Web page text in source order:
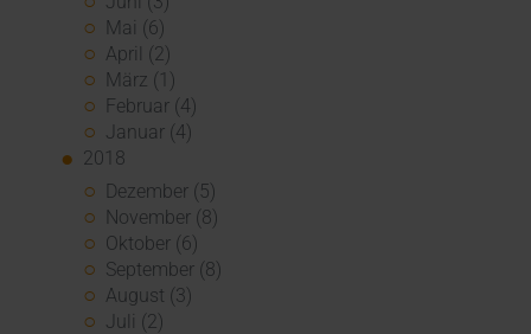
Mai (6)
April (2)
März (1)
Februar (4)
Januar (4)
2018
Dezember (5)
November (8)
Oktober (6)
September (8)
August (3)
Juli (2)